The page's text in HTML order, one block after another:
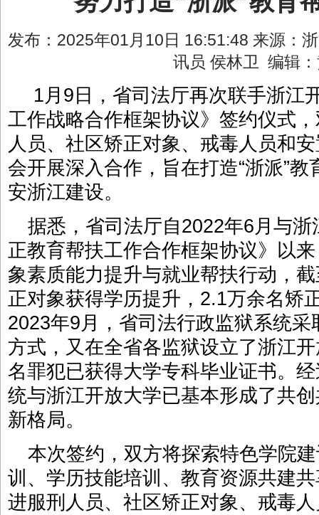
发布：2025年01月10日 16:51:48 来源：
讯员 侯林卫 编辑
1月9日，省司法厅再次联手浙江
工作战略合作框架协议》签约仪式
人员、社区矫正对象、戒毒人员和
会开展深入合作，旨在打造“浙派”
安浙江建设。
据悉，省司法厅自2022年6月与
正教育帮扶工作合作框架协议》以
象素质能力提升与就业帮扶行动，
正对象获得学历提升，2.1万余名矫
2023年9月，省司法行政监狱系统采
方式，又在全省各监狱设立了浙江
名罪犯已获得大学专科毕业证书。
统与浙江开放大学已基本形成了共
新格局。
本次签约，双方将探索特色学院
训、学历技能培训、教育资源共建
进服刑人员、社区矫正对象、戒毒